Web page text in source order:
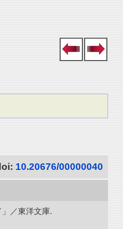
10.20676/00000040
／東洋文庫.